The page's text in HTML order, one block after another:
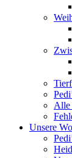
Alle
Unsere